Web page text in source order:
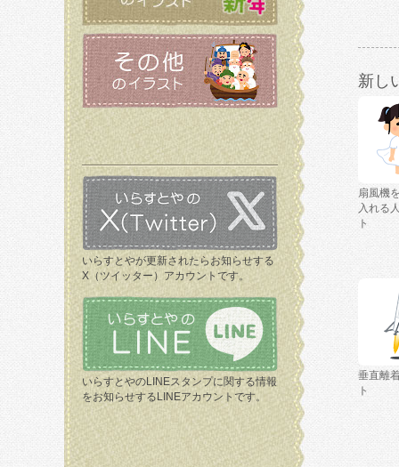
いらすとやが更新されたらお知らせする
X（ツイッター）アカウントです。
いらすとやのLINEスタンプに関する情報
をお知らせするLINEアカウントです。
新し
扇風機
入れる
ト
垂直離
ト